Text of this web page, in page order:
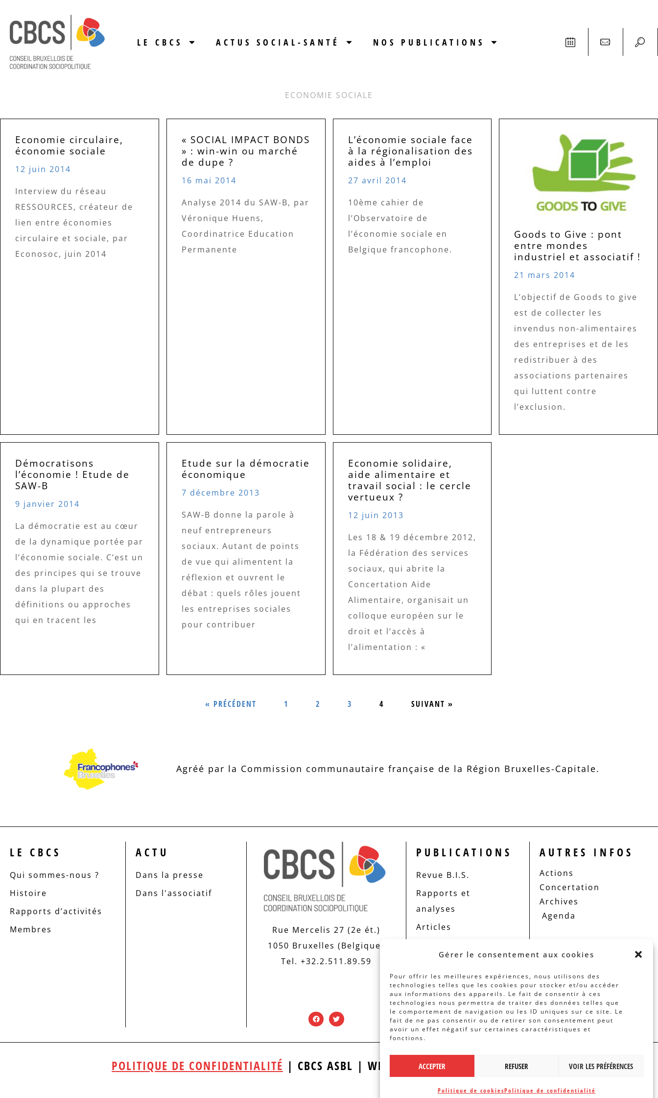
Gérer le consentement aux cookies
Pour offrir les meilleures expériences, nous utilisons des
technologies telles que les cookies pour stocker et/ou accéder
aux informations des appareils. Le fait de consentir à ces
technologies nous permettra de traiter des données telles que
le comportement de navigation ou les ID uniques sur ce site. Le
fait de ne pas consentir ou de retirer son consentement peut
avoir un effet négatif sur certaines caractéristiques et
fonctions.
ACCEPTER REFUSER VOIR LES PRÉFÉRENCES
Politique de cookiesPolitique de confidentialité
LE CBCS ACTUS SOCIAL-SANTÉ NOS PUBLICATIONS
ECONOMIE SOCIALE
Economie circulaire,
économie sociale
12 juin 2014
Interview du réseau
RESSOURCES, créateur de
lien entre économies
circulaire et sociale, par
Econosoc, juin 2014
« SOCIAL IMPACT BONDS
» : win-win ou marché
de dupe ?
16 mai 2014
Analyse 2014 du SAW-B, par
Véronique Huens,
Coordinatrice Education
Permanente
L’économie sociale face
à la régionalisation des
aides à l’emploi
27 avril 2014
10ème cahier de
l’Observatoire de
l’économie sociale en
Belgique francophone.
Goods to Give : pont
entre mondes
industriel et associatif !
21 mars 2014
L’objectif de Goods to give
est de collecter les
invendus non-alimentaires
des entreprises et de les
redistribuer à des
associations partenaires
qui luttent contre
l’exclusion.
Démocratisons
l’économie ! Etude de
SAW-B
9 janvier 2014
La démocratie est au cœur
de la dynamique portée par
l’économie sociale. C’est un
des principes qui se trouve
dans la plupart des
définitions ou approches
qui en tracent les
Etude sur la démocratie
économique
7 décembre 2013
SAW-B donne la parole à
neuf entrepreneurs
sociaux. Autant de points
de vue qui alimentent la
réflexion et ouvrent le
débat : quels rôles jouent
les entreprises sociales
pour contribuer
Economie solidaire,
aide alimentaire et
travail social : le cercle
vertueux ?
12 juin 2013
Les 18 & 19 décembre 2012,
la Fédération des services
sociaux, qui abrite la
Concertation Aide
Alimentaire, organisait un
colloque européen sur le
droit et l’accès à
l’alimentation : «
« PRÉCÉDENT 1 2 3 4 SUIVANT »
Agréé par la Commission communautaire française de la Région Bruxelles-Capitale.
LE CBCS
Qui sommes-nous ?
Histoire
Rapports d’activités
Membres
ACTU
Dans la presse
Dans l'associatif
Rue Mercelis 27 (2e ét.)
1050 Bruxelles (Belgique)
Tel. +32.2.511.89.59
PUBLICATIONS
Revue B.I.S.
Rapports et
analyses
Articles
AUTRES INFOS
Actions
Concertation
Archives
Agenda
POLITIQUE DE CONFIDENTIALITÉ | CBCS ASBL | WEBDESIGN PAR BANLIEUES ASBL